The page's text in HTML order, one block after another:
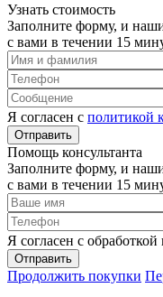
Узнать стоимость
Заполните форму, и
с вами в течении 15
Я согласен с политикой
Помощь консультанта
Заполните форму, и
с вами в течении 15
Я согласен с
Продолжить покупки